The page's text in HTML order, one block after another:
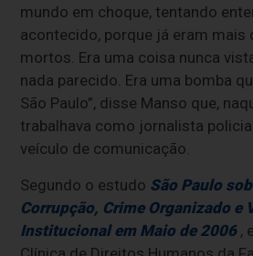
mundo em choque, tentando
acontecido, porque já eram mais
mortos. Era uma coisa nunca
nada parecido. Era uma bomba
São Paulo”, disse Manso que,
trabalhava como jornalista
veículo de comunicação.
Segundo o estudo São Paulo
Corrupção, Crime Organizado e
Institucional em Maio de 2006 ,